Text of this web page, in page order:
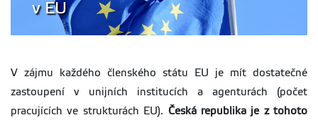
v EU
V zájmu každého členského státu EU je mít dostatečné
zastoupení v unijních institucích a agenturách (počet
pracujících ve strukturách EU). Česká republika je z tohoto